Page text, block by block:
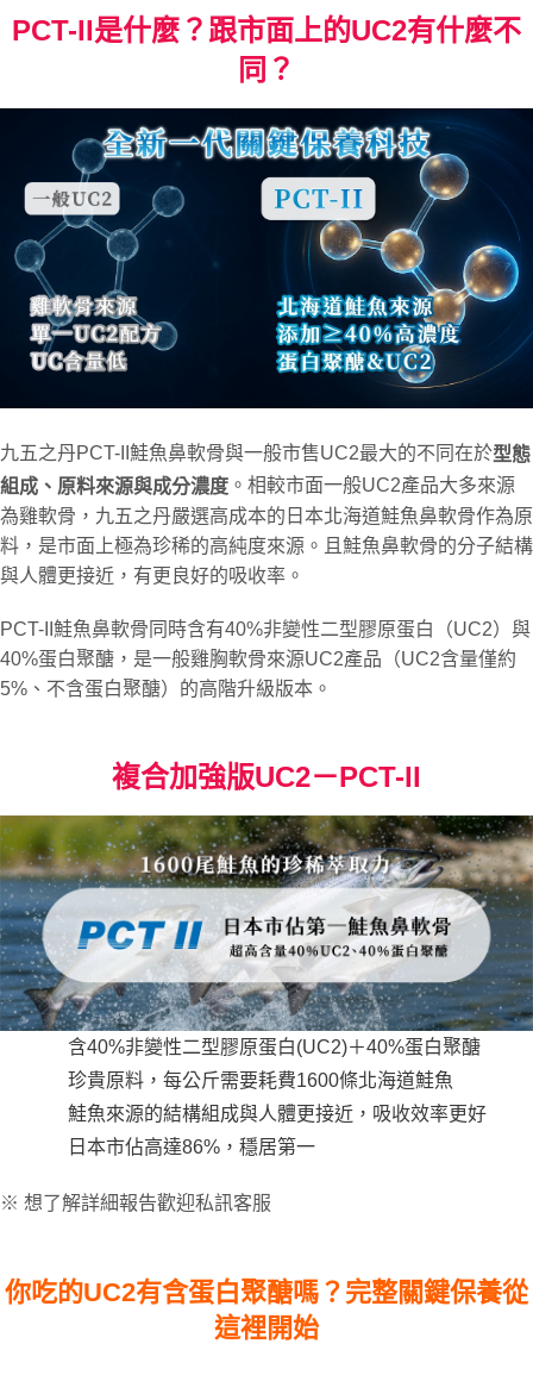
PCT-II是什麼？跟市面上的UC2有什麼不
同？
九五之丹PCT-II鮭魚鼻軟骨與一般市售UC2最大的不同在於型態
組成、原料來源與成分濃度 。相較市面一般UC2產品大多來源
為雞軟骨，九五之丹嚴選高成本的日本北海道鮭魚鼻軟骨作為原
料，是市面上極為珍稀的高純度來源。且鮭魚鼻軟骨的分子結構
與人體更接近，有更良好的吸收率。
PCT-II鮭魚鼻軟骨同時含有40%非變性二型膠原蛋白（UC2）與
40%蛋白聚醣，是一般雞胸軟骨來源UC2產品（UC2含量僅約
5%、不含蛋白聚醣）的高階升級版本。
複合加強版UC2－PCT-II
含40%非變性二型膠原蛋白(UC2)＋40%蛋白聚醣
珍貴原料，每公斤需要耗費1600條北海道鮭魚
鮭魚來源的結構組成與人體更接近，吸收效率更好
日本市佔高達86%，穩居第一
※ 想了解詳細報告歡迎私訊客服
你吃的UC2有含蛋白聚醣嗎？完整關鍵保養從
這裡開始